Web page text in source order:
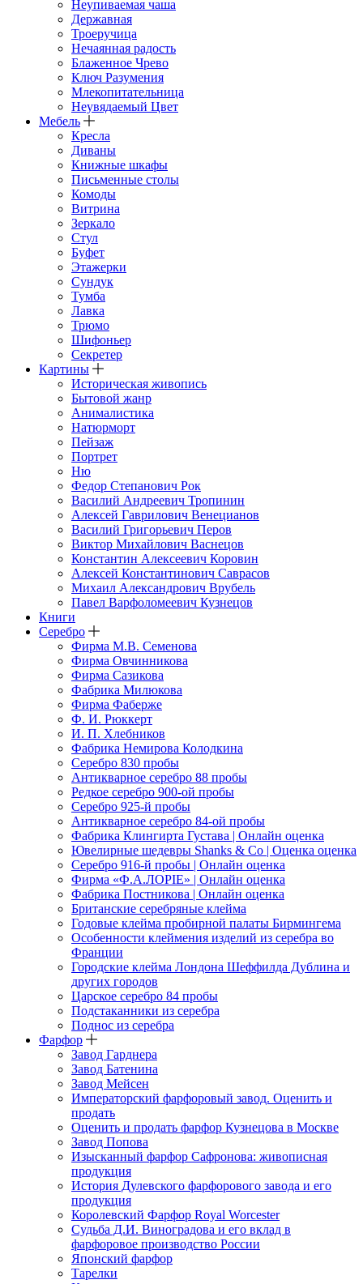
Неупиваемая чаша
Державная
Троеручица
Нечаянная радость
Блаженное Чрево
Ключ Разумения
Млекопитательница
Неувядаемый Цвет
Мебель
Кресла
Диваны
Книжные шкафы
Письменные столы
Комоды
Витрина
Зеркало
Стул
Буфет
Этажерки
Сундук
Тумба
Лавка
Трюмо
Шифоньер
Секретер
Картины
Историческая живопись
Бытовой жанр
Анималистика
Натюрморт
Пейзаж
Портрет
Ню
Федор Степанович Рок
Василий Андреевич Тропинин
Алексей Гаврилович Венецианов
Василий Григорьевич Перов
Виктор Михайлович Васнецов
Константин Алексеевич Коровин
Алексей Константинович Саврасов
Михаил Александрович Врубель
Павел Варфоломеевич Кузнецов
Книги
Серебро
Фирма М.В. Семенова
Фирма Овчинникова
Фирма Сазикова
Фабрика Милюкова
Фирма Фаберже
Ф. И. Рюккерт
И. П. Хлебников
Фабрика Немирова Колодкина
Серебро 830 пробы
Антикварное серебро 88 пробы
Редкое серебро 900-ой пробы
Серебро 925-й пробы
Антикварное серебро 84-ой пробы
Фабрика Клингирта Густава | Онлайн оценка
Ювелирные шедевры Shanks & Co | Оценка оценка
Серебро 916-й пробы | Онлайн оценка
Фирма «Ф.А.ЛОРIЕ» | Онлайн оценка
Фабрика Постникова | Онлайн оценка
Британские серебряные клейма
Годовые клейма пробирной палаты Бирмингема
Особенности клеймения изделий из серебра во
Франции
Городские клейма Лондона Шеффилда Дублина и
других городов
Царское серебро 84 пробы
Подстаканники из серебра
Поднос из серебра
Фарфор
Завод Гарднера
Завод Батенина
Завод Мейсен
Императорский фарфоровый завод. Оценить и
продать
Оценить и продать фарфор Кузнецова в Москве
Завод Попова
Изысканный фарфор Сафронова: живописная
продукция
История Дулевского фарфорового завода и его
продукция
Королевский Фарфор Royal Worcester
Судьба Д.И. Виноградова и его вклад в
фарфоровое производство России
Японский фарфор
Тарелки